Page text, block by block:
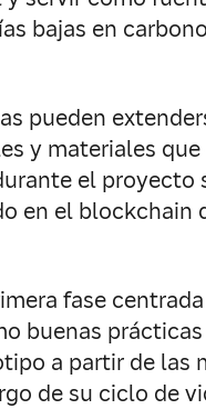
bajas en
pueden
y materiales
el proyecto
en el blockchain
fase
buenas
a partir de las
de su ciclo de